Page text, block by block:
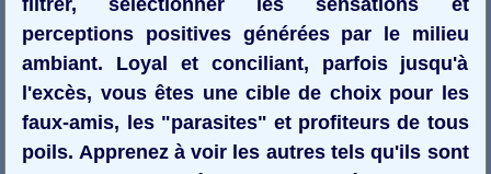
perceptions positives générées par le milieu
ambiant. Loyal et conciliant, parfois jusqu'à
l'excès, vous êtes une cible de choix pour les
faux-amis, les "parasites" et profiteurs de tous
poils. Apprenez à voir les autres tels qu'ils sont